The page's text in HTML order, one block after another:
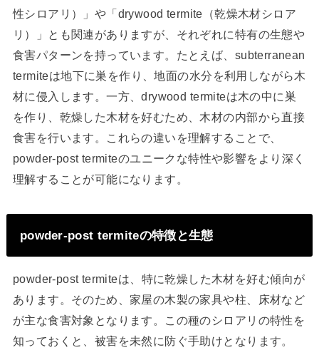
性シロアリ）」や「drywood termite（乾燥木材シロア
リ）」とも関連がありますが、それぞれに特有の生態や
食害パターンを持っています。たとえば、subterranean
termiteは地下に巣を作り、地面の水分を利用しながら木
材に侵入します。一方、drywood termiteは木の中に巣
を作り、乾燥した木材を好むため、木材の内部から直接
食害を行います。これらの違いを理解することで、
powder-post termiteのユニークな特性や影響をより深く
理解することが可能になります。
powder-post termiteの特徴と生態
powder-post termiteは、特に乾燥した木材を好む傾向が
あります。そのため、家屋の木製の家具や柱、床材など
が主な食害対象となります。この種のシロアリの特性を
知っておくと、被害を未然に防ぐ手助けとなります。